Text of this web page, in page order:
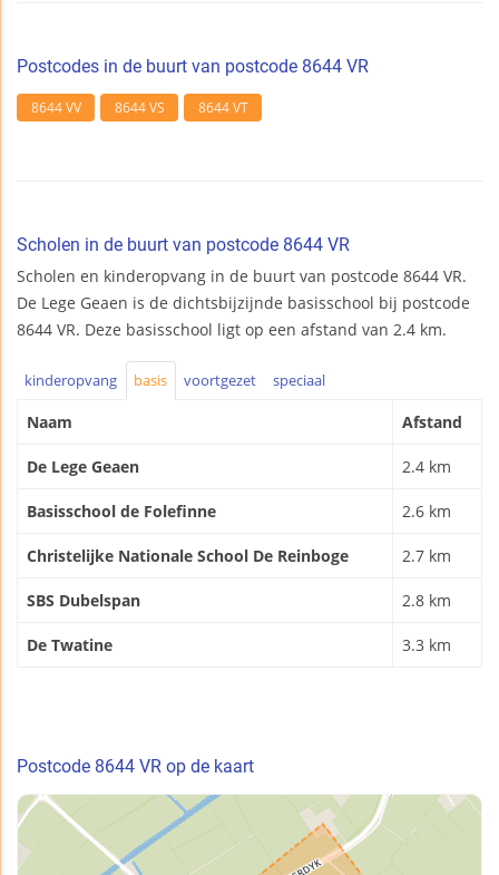
Postcodes in de buurt van postcode 8644 VR
8644 VV 8644 VS 8644 VT
Scholen in de buurt van postcode 8644 VR
Scholen en kinderopvang in de buurt van postcode 8644 VR.
De Lege Geaen is de dichtsbijzijnde basisschool bij postcode
8644 VR. Deze basisschool ligt op een afstand van 2.4 km.
kinderopvang basis voortgezet speciaal
Naam Afstand
De Lege Geaen 2.4 km
Basisschool de Folefinne 2.6 km
Christelijke Nationale School De Reinboge 2.7 km
SBS Dubelspan 2.8 km
De Twatine 3.3 km
Postcode 8644 VR op de kaart